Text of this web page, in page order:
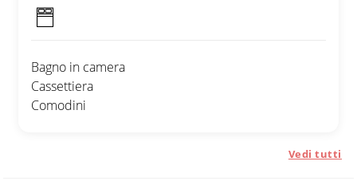
Bagno in camera
Cassettiera
Comodini
Vedi tutti